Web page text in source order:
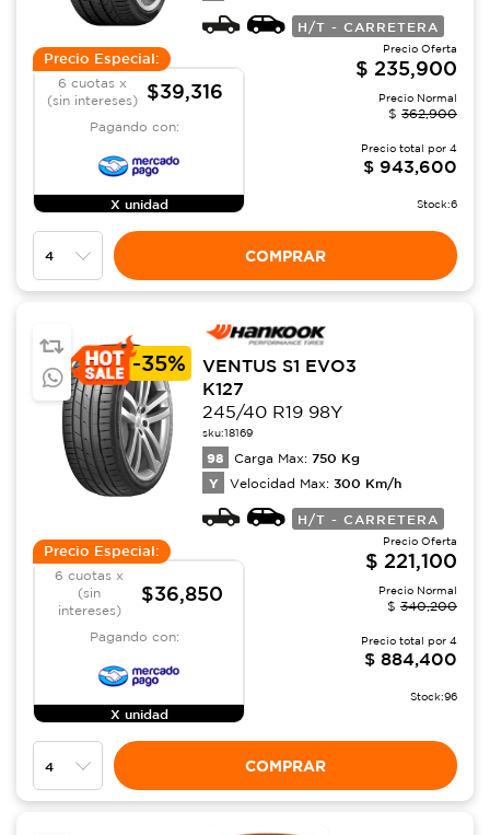
H/T - CARRETERA
Precio Especial:
6 cuotas x
(sin intereses)
$39,316
Pagando con:
X unidad
Precio Oferta
$ 235,900
Precio Normal
$ 362,900
Precio total por 4
$ 943,600
Stock:6
COMPRAR
-35%
VENTUS S1 EVO3
K127
245/40 R19 98Y
sku:18169
98 Carga Max: 750 Kg
Y Velocidad Max: 300 Km/h
H/T - CARRETERA
Precio Especial:
6 cuotas x
(sin
intereses)
$36,850
Pagando con:
X unidad
Precio Oferta
$ 221,100
Precio Normal
$ 340,200
Precio total por 4
$ 884,400
Stock:96
COMPRAR